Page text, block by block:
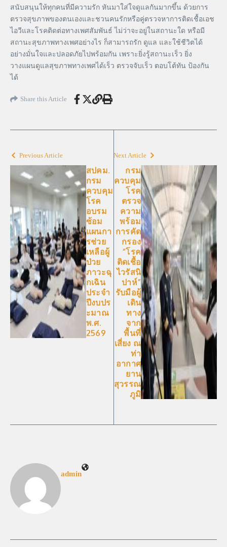
สนับสนุนให้ทุกคนที่มีความรัก หันมาใส่ใจดูแลกันมากขึ้น ด้วยการ
ตรวจสุขภาพของตนเองและชวนคนรักหรือคู่ตรวจหาการติดเชื้อเอช
ไอวีและโรคติดต่อทางเพศสัมพันธ์ ไม่ว่าจะอยู่ในสถานะใด หรือมี
สถานะสุขภาพทางเพศอย่างไร ก็สามารถรัก ดูแล และใช้ชีวิตได้
อย่างมั่นใจและปลอดภัยไปพร้อมกัน เพราะยิ่งรู้สถานะเร็ว ยิ่ง
วางแผนดูแลสุขภาพทางเพศได้เร็ว ตรวจจับเร็ว ตอบโต้ทัน ป้องกัน
ได้
Share this Article
Previous Article
สปคม.
กรม
ควบคุม
โรค
อบรม
ซ้อม
แผนกา
รช่วย
เหลือผู้
ป่วย
ภาวะฉุ
กเฉิน
ประจำ
ปีงบปร
ะมาณ
พ.ศ.
2569
Next Article
กรม
ควบคุม
โรค
ตรวจ
ความ
พร้อม
การคัด
กรอง
“โรค
ติดเชื้อ
ไวรัสนิ
ปาห์”
รับมือผู้
เดิน
ทาง
จาก
พื้นที่
เสี่ยง ณ
ท่า
อากาศ
ยาน
สุวรรณ
ภูมิ
admin